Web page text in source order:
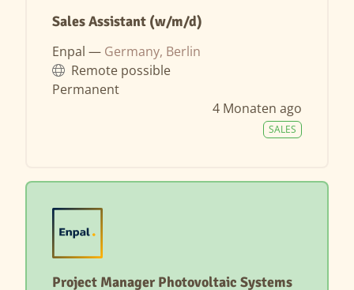
Sales Assistant (w/m/d)
Enpal — Germany, Berlin
Remote possible
Permanent
4 Monaten ago
SALES
Project Manager Photovoltaic Systems